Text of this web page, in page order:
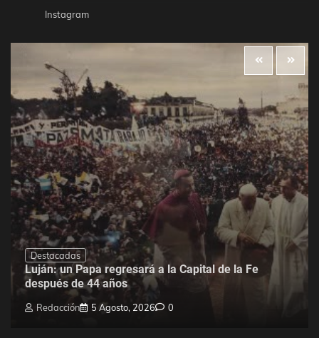
Instagram
Destacadas
Luján: un Papa regresará a la Capital de la Fe
después de 44 años
Redacción 5 Agosto, 2026 0